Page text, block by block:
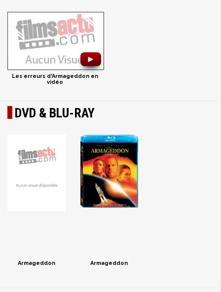
►
Les erreurs d'Armageddon en
vidéo
DVD & BLU-RAY
Armageddon Armageddon